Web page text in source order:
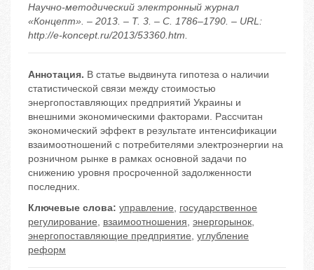
Научно-методический электронный журнал
«Концепт». – 2013. – Т. 3. – С. 1786–1790. – URL:
http://e-koncept.ru/2013/53360.htm.
Аннотация. В статье выдвинута гипотеза о наличии
статистической связи между стоимостью
энергопоставляющих предприятий Украины и
внешними экономическими факторами. Рассчитан
экономический эффект в результате интенсификации
взаимоотношений с потребителями электроэнергии на
розничном рынке в рамках основной задачи по
снижению уровня просроченной задолженности
последних.
Ключевые слова: управление, государственное
регулирование, взаимоотношения, энергорынок,
энергопоставляющие предприятие, углубление
реформ